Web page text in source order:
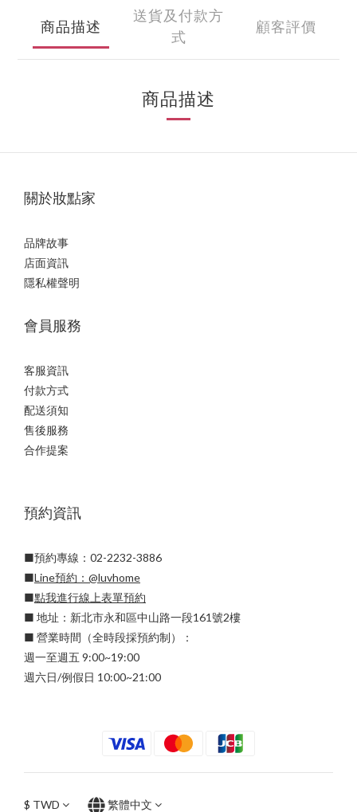
商品描述
送貨及付款方
式
顧客評價
商品描述
關於妝點家
品牌故事
店面資訊
隱私權聲明
會員服務
客服資訊
付款方式
配送須知
售後服務
合作提案
預約資訊
■預約專線：02-2232-3886
■Line預約： @luvhome
■點我進行線上表單預約
■ 地址：新北市永和區中山路一段161號2樓
■ 營業時間（全時段採預約制）：
週一至週五 9:00~19:00
週六日/例假日 10:00~21:00
$ TWD 繁體中文